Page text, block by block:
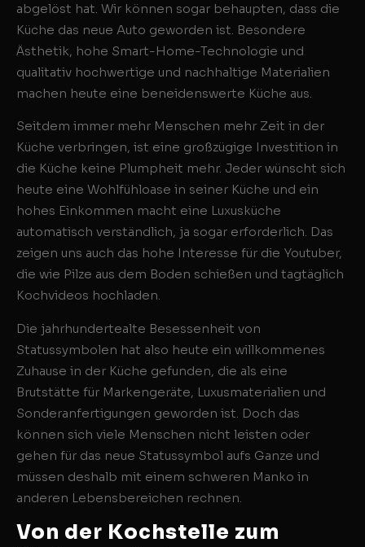
abgelöst hat. Wir können sogar behaupten, dass die
Küche das neue Auto geworden ist. Besondere
Ästhetik, hohe Smart-Home-Technologie und
qualitativ hochwertige und nachhaltige Materialien
machen heute eine beneidenswerte Küche aus.
Seitdem immer mehr Menschen mehr Zeit in der
Küche verbringen, ist eine großzügige Investition in
die Küche keine Plumpheit mehr. Jeder wünscht sich
heute eine Wohlfühloase in seiner Küche und ein
hohes Einkommen macht eine Luxusküche
automatisch verständlich, ja sogar erforderlich. Das
zeigen uns auch das hohe Interesse für die Youtuber,
die wie Pilze aus dem Boden schießen und tagtäglich
Kochvideos hochladen.
Die jahrhundertealte Besessenheit von
Statussymbolen hat also heute ein willkommenes
Zuhause in der Küche gefunden, die als eine
Brutstätte für Markengeräte, Luxusmaterialien und
Sonderanfertigungen geworden ist. Doch das
können sich viele Menschen nicht leisten oder
gehen für das neue Statussymbol aufs Ganze und
müssen deshalb mit einem schweren Manko in
anderen Lebensbereichen rechnen.
Von der Kochstelle zum